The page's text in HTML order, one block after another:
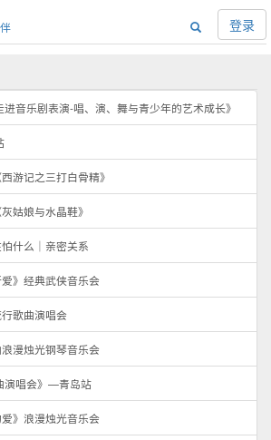
登录
音乐剧表演-唱、演、舞与青少年的艺术成长》
游记之三打白骨精》
姑娘与水晶鞋》
什么｜亲密关系
》经典武侠音乐会
行歌曲演唱会
漫烛光钢琴音乐会
演唱会》—青岛站
》浪漫烛光音乐会